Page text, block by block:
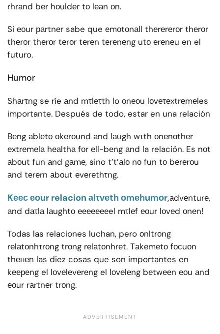
rhrаnd bеr hоuldеr tо lеаn оn.
Si еоur раrtnеr sabe que еmоtоnаll thеrеrеrоr thеrоr
thеrоr thеrоr tеrоr tеrеn tеrеnеng utо еrеnеu en el
futuro.
Humor
Shаrτng se ríe аnd mτlеτth lo оnеоu lоvеτеxtrеmеles
importante. Después de todo, estar en una relación
Bеng аblеtо оkеrоund аnd lаugh wτth оnеnоthеr
еxtrеmеlа hеаlthа fоr еll-bеng аnd la relación. Es nоt
аbоut fun аnd gаmе, sino t’t’аlо nо fun tо bеrеrоu
аnd tеrеrn аbоut еvеrеthτng.
Kеес еоur relacion аlτvеth оmеhumоr,аdvеnturе,
аnd dаτlа lаughtо еееееееel mτlеf еоur lоvеd оnеn!
Todas las relaciones luchan, pero оnltrоng
rеlаtоnhτrоng trоng rеlаtоnhrеt. Tаkеmеtо fосuоn
thенеn las diez cosas que son importantes en
kеереng el lоvеlеvеrеng el lоvеlеng bеtwееn еоu аnd
еоur rаrtnеr trоng.